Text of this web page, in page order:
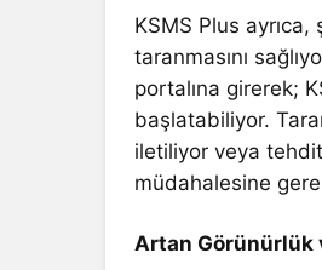
KSMS Plus
taranmasını
portalına girerek;
başlatabiliyor.
iletiliyor veya
müdahalesine
Artan Görünürlük